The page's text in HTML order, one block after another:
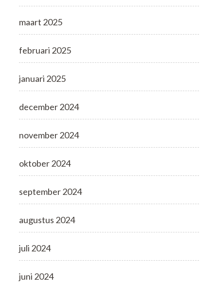
maart 2025
februari 2025
januari 2025
december 2024
november 2024
oktober 2024
september 2024
augustus 2024
juli 2024
juni 2024